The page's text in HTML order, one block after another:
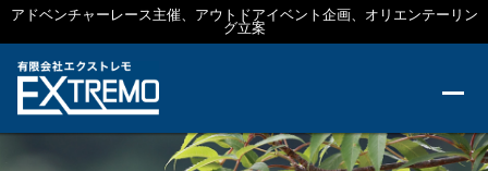
アドベンチャーレース主催、アウトドアイベント企画、オリエンテーリン
グ立案